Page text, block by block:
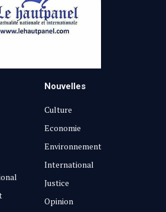
Nouvelles
Culture
Economie
Environnement
International
Justice
Opinion